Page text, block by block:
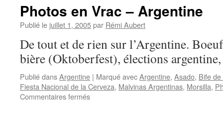
Photos en Vrac – Argentine
Publié le juillet 1, 2005par Rémi Aubert
De tout et de rien sur l’Argentine.
bière (Oktoberfest), élections
Publié dansArgentine | Marqué avecArgentine, Asado, Bife
Fiesta Nacional de la Cerveza, Malvinas Argentinas, Morsilla,
Commentaires ferméssur